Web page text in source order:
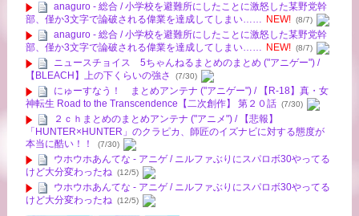
anaguro - 総合 / 小学校を避難所にしたことに激怒した某野党幹
部、僅か3文字で論破される偉業を達成してしまい…… NEW! (8/7)
anaguro - 総合 / 小学校を避難所にしたことに激怒した某野党幹
部、僅か3文字で論破される偉業を達成してしまい…… NEW! (8/7)
ニュースチョイス 5ちゃんねるまとめのまとめ ("アニゲー") /
【BLEACH】上の下くらいの強さ
(7/30)
にゅーすなう！ まとめアンテナ ("アニゲー") / 【R-18】真・女
神転生 Road to the Transcendence【二次創作】 第２０話 (7/30)
２ｃｈまとめのまとめアンテナ ("アニメ") / 【悲報】
「HUNTER×HUNTER」のクラピカ、師匠のイズナビに対する態度が
本当に酷い！！
(7/30)
ウホウホあんてな - アニゲ / ニルファぶりにスパロボ30やってる
けど大分変わったね (12/5)
ウホウホあんてな - アニゲ / ニルファぶりにスパロボ30やってる
けど大分変わったね (12/5)